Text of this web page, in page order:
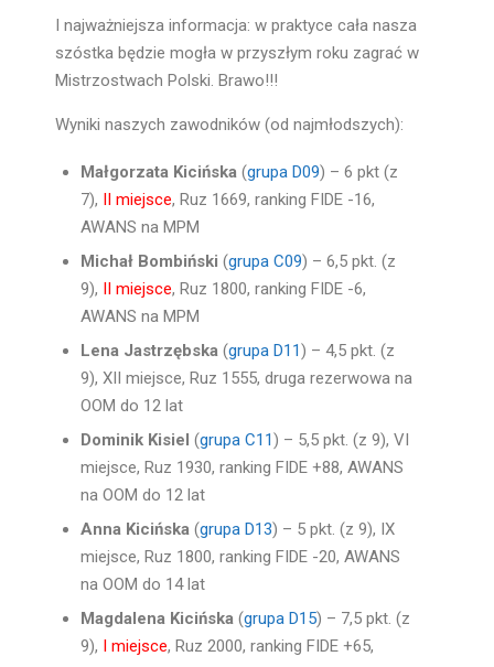
I najważniejsza informacja: w praktyce cała nasza
szóstka będzie mogła w przyszłym roku zagrać w
Mistrzostwach Polski. Brawo!!!
Wyniki naszych zawodników (od najmłodszych):
Małgorzata Kicińska(grupa D09) – 6 pkt (z
7), II miejsce, Ruz 1669, ranking FIDE -16,
AWANS na MPM
Michał Bombiński (grupa C09) – 6,5 pkt. (z
9), II miejsce, Ruz 1800, ranking FIDE -6,
AWANS na MPM
Lena Jastrzębska (grupa D11) – 4,5 pkt. (z
9), XII miejsce, Ruz 1555, druga rezerwowa na
OOM do 12 lat
Dominik Kisiel (grupa C11) – 5,5 pkt. (z 9), VI
miejsce, Ruz 1930, ranking FIDE +88, AWANS
na OOM do 12 lat
Anna Kicińska (grupa D13) – 5 pkt. (z 9), IX
miejsce, Ruz 1800, ranking FIDE -20, AWANS
na OOM do 14 lat
Magdalena Kicińska(grupa D15) – 7,5 pkt. (z
9), I miejsce, Ruz 2000, ranking FIDE +65,